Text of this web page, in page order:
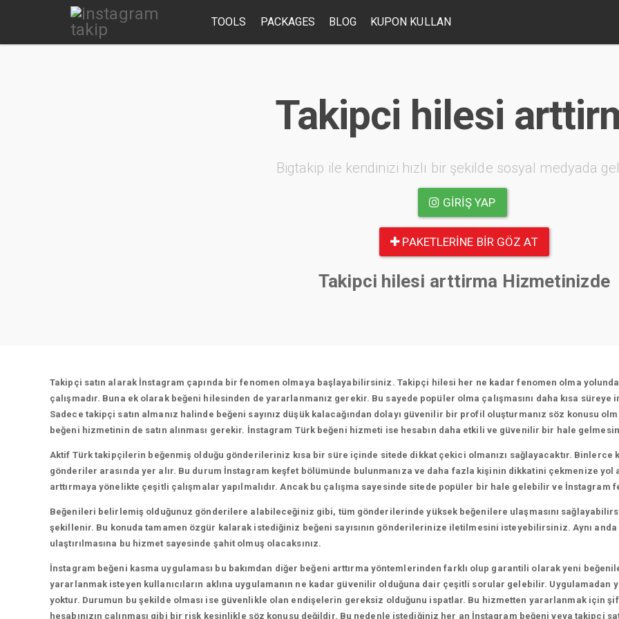
TOOLS PACKAGES BLOG KUPON KULLAN
Takipci hilesi
Bigtakip ile kendinizi hızlı bir şekilde sosyal medyada
GIRIŞ YAP
PAKETLERINE BIR GÖZ AT
Takipci hilesi arttirma Hizmetinizde
Takipçi satın alarak İnstagram çapında bir fenomen olmaya başlayabilirsiniz. Takipçi hilesi her ne kadar fenomen olma
çalışmadır. Buna ek olarak beğeni hilesinden de yararlanmanız gerekir. Bu sayede popüler olma çalışmasını daha kısa
Sadece takipçi satın almanız halinde beğeni sayınız düşük kalacağından dolayı güvenilir bir profil oluşturmanız söz konusu
beğeni hizmetinin de satın alınması gerekir. İnstagram Türk beğeni hizmeti ise hesabın daha etkili ve güvenilir bir hale
Aktif Türk takipçilerin beğenmiş olduğu gönderileriniz kısa bir süre içinde sitede dikkat çekici olmanızı sağlayacaktır.
gönderiler arasında yer alır. Bu durum İnstagram keşfet bölümünde bulunmanıza ve daha fazla kişinin dikkatini çekmenize yol
arttırmaya yönelikte çeşitli çalışmalar yapılmalıdır. Ancak bu çalışma sayesinde sitede popüler bir hale gelebilir ve
Beğenileri belirlemiş olduğunuz gönderilere alabileceğiniz gibi, tüm gönderilerinde yüksek beğenilere ulaşmasını
şekillenir. Bu konuda tamamen özgür kalarak istediğiniz beğeni sayısının gönderilerinize iletilmesini isteyebilirsiniz. Aynı
ulaştırılmasına bu hizmet sayesinde şahit olmuş olacaksınız.
İnstagram beğeni kasma uygulaması bu bakımdan diğer beğeni arttırma yöntemlerinden farklı olup garantili olarak yeni
yararlanmak isteyen kullanıcıların aklına uygulamanın ne kadar güvenilir olduğuna dair çeşitli sorular gelebilir. Uygulamadan
yoktur. Durumun bu şekilde olması ise güvenlikle olan endişelerin gereksiz olduğunu ispatlar. Bu hizmetten yararlanmak için
hesabınızın çalınması gibi bir risk kesinlikle söz konusu değildir. Bu nedenle istediğiniz her an İnstagram beğeni veya takipçi